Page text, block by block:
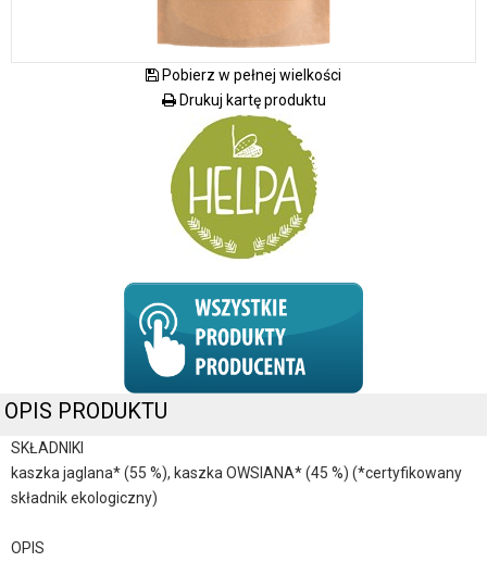
Pobierz w pełnej wielkości
Drukuj kartę produktu
OPIS PRODUKTU
SKŁADNIKI
kaszka jaglana* (55 %), kaszka OWSIANA* (45 %) (*certyfikowany
składnik ekologiczny)
OPIS